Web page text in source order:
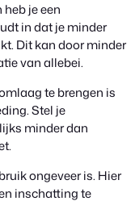
je een
in dat je minder
Dit kan door minder
van allebei.
te brengen is
Stel je
minder dan
ongeveer is. Hier
inschatting te